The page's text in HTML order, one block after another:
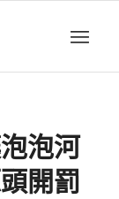
泡河
開罰